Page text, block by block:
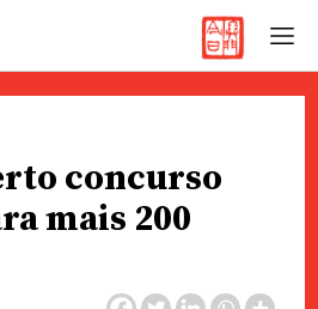
concurso
mais 200